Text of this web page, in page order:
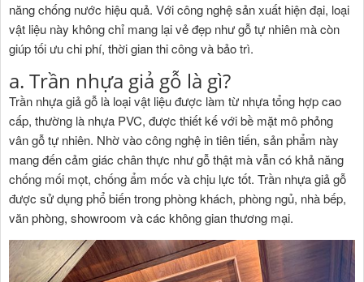
năng chống nước hiệu quả. Với công nghệ sản xuất hiện đại, loại
vật liệu này không chỉ mang lại vẻ đẹp như gỗ tự nhiên mà còn
giúp tối ưu chi phí, thời gian thi công và bảo trì.
a. Trần nhựa giả gỗ là gì?
Trần nhựa giả gỗ là loại vật liệu được làm từ nhựa tổng hợp cao
cấp, thường là nhựa PVC, được thiết kế với bề mặt mô phỏng
vân gỗ tự nhiên. Nhờ vào công nghệ in tiên tiến, sản phẩm này
mang đến cảm giác chân thực như gỗ thật mà vẫn có khả năng
chống mối mọt, chống ẩm mốc và chịu lực tốt. Trần nhựa giả gỗ
được sử dụng phổ biến trong phòng khách, phòng ngủ, nhà bếp,
văn phòng, showroom và các không gian thương mại.